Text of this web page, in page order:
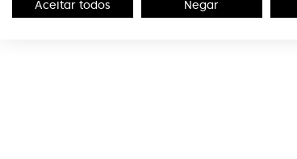
Aceitar todos Negar